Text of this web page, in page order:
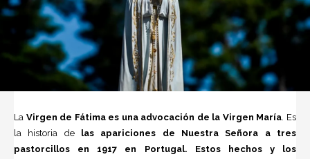
La Virgen de Fátima es una advocación de la Virgen María. Es
la historia de las apariciones de Nuestra Señora a tres
pastorcillos en 1917 en Portugal. Estos hechos y los